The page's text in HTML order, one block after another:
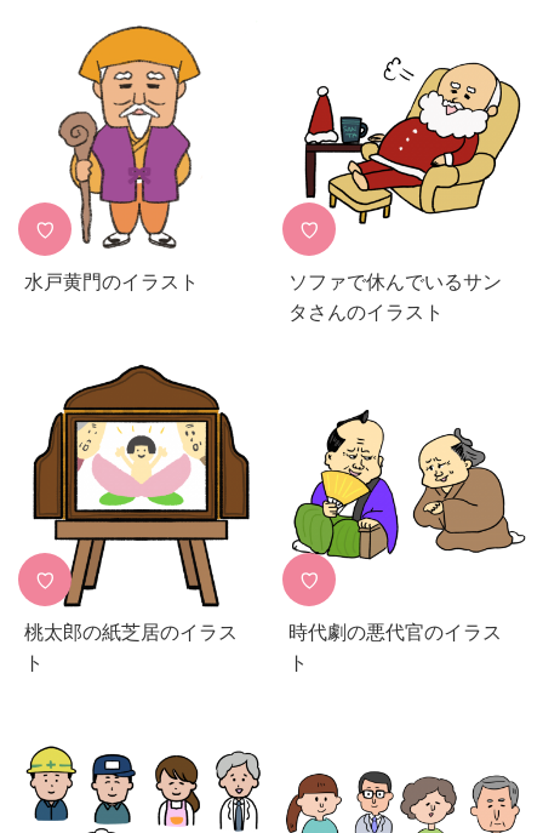
♡
水戸黄門のイラスト
♡
ソファで休んでいるサン
タさんのイラスト
♡
桃太郎の紙芝居のイラス
ト
♡
時代劇の悪代官のイラス
ト